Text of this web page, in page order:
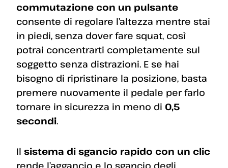
commutazione con un pulsante
consente di regolare l’altezza mentre stai
in piedi, senza dover fare squat, così
potrai concentrarti completamente sul
soggetto senza distrazioni. E se hai
bisogno di ripristinare la posizione, basta
premere nuovamente il pedale per farlo
tornare in sicurezza in meno di 0,5
secondi.
Il sistema di sgancio rapido con un clic